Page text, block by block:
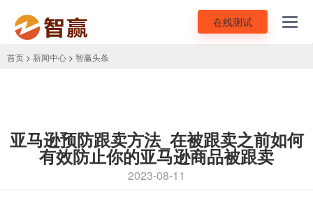
在线测试
首页 > 新闻中心 > 智赢头条
亚马逊预防跟卖方法_在被跟卖之前如何
有效防止你的亚马逊商品被跟卖
2023-08-11